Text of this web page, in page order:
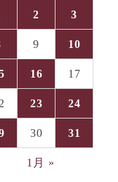
2 3
9 10
16 17
23 24
30 31
1月 »